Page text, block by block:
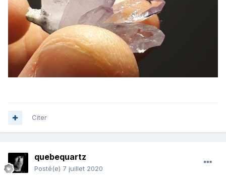
Citer
quebequartz
Posté(e) 7 juillet 2020